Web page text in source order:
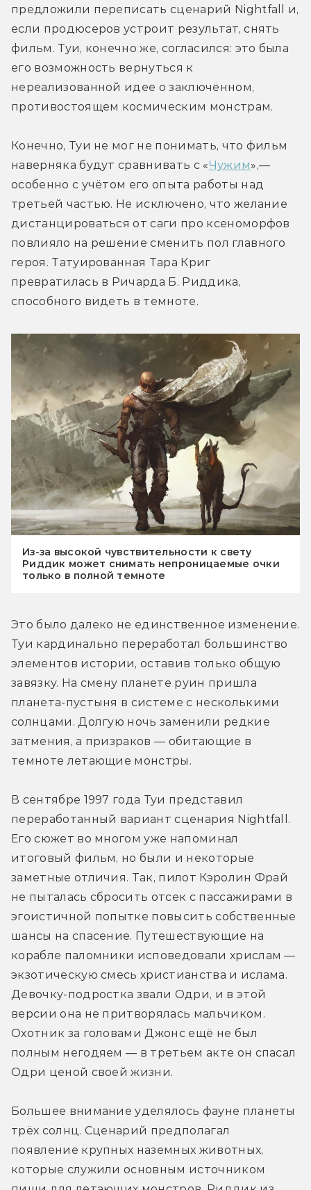
предложили переписать сценарий Nightfall и,
если продюсеров устроит результат, снять
фильм. Туи, конечно же, согласился: это была
его возможность вернуться к
нереализованной идее о заключённом,
противостоящем космическим монстрам.
Конечно, Туи не мог не понимать, что фильм
наверняка будут сравнивать с «Чужим»,—
особенно с учётом его опыта работы над
третьей частью. Не исключено, что желание
дистанцироваться от саги про ксеноморфов
повлияло на решение сменить пол главного
героя. Татуированная Тара Криг
превратилась в Ричарда Б. Риддика,
способного видеть в темноте.
Из-за высокой чувствительности к свету
Риддик может снимать непроницаемые очки
только в полной темноте
Это было далеко не единственное изменение.
Туи кардинально переработал большинство
элементов истории, оставив только общую
завязку. На смену планете руин пришла
планета-пустыня в системе с несколькими
солнцами. Долгую ночь заменили редкие
затмения, а призраков — обитающие в
темноте летающие монстры.
В сентябре 1997 года Туи представил
переработанный вариант сценария Nightfall.
Его сюжет во многом уже напоминал
итоговый фильм, но были и некоторые
заметные отличия. Так, пилот Кэролин Фрай
не пыталась сбросить отсек с пассажирами в
эгоистичной попытке повысить собственные
шансы на спасение. Путешествующие на
корабле паломники исповедовали хрислам —
экзотическую смесь христианства и ислама.
Девочку-подростка звали Одри, и в этой
версии она не притворялась мальчиком.
Охотник за головами Джонс ещё не был
полным негодяем — в третьем акте он спасал
Одри ценой своей жизни.
Большее внимание уделялось фауне планеты
трёх солнц. Сценарий предполагал
появление крупных наземных животных,
которые служили основным источником